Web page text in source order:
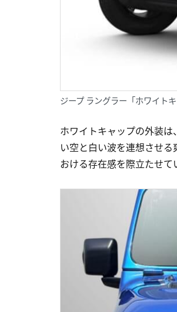
ジープ ラングラー「ホワイト
ホワイトキャップの外装
い空と白い波を連想させ
おける存在感を際立たせて